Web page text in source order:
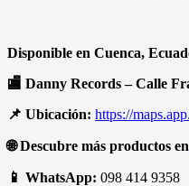
Disponible en Cuenca,
🏬 Danny Records – Calle
📌 Ubicación: https://
🌐Descubre más productos
📱 WhatsApp: 098 414 9358